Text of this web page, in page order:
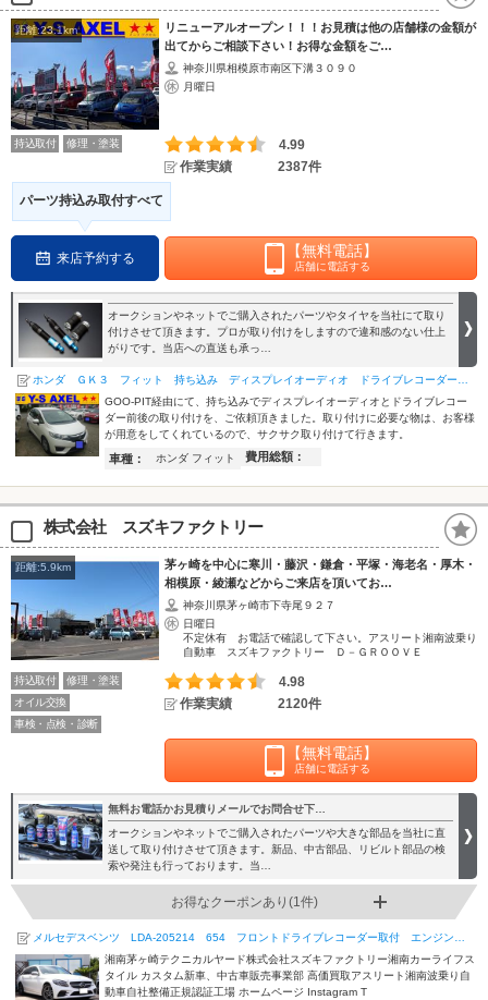
距離:23.1km
リニューアルオープン！！！お見積は他の店舗様の金額が
出てからご相談下さい！お得な金額をご…
神奈川県相模原市南区下溝３０９０
月曜日
持込取付 修理・塗装
4.99
作業実績
2387件
パーツ持込み取付すべて
来店予約する 【無料電話】
店舗に電話する
オークションやネットでご購入されたパーツやタイヤを当社にて取り
付けさせて頂きます。プロが取り付けをしますので違和感のない仕上
がりです。当店への直送も承っ…
ホンダ ＧＫ３ フィット 持ち込み ディスプレイオーディオ ドライブレコーダー 取り付け 神奈川 相模…
GOO-PIT経由にて、持ち込みでディスプレイオーディオとドライブレコー
ダー前後の取り付けを、ご依頼頂きました。取り付けに必要な物は、お客様
が用意をしてくれているので、サクサク取り付けて行きます。
車種： ホンダ フィット 費用総額：
株式会社 スズキファクトリー
距離:5.9km
茅ヶ崎を中心に寒川・藤沢・鎌倉・平塚・海老名・厚木・
相模原・綾瀬などからご来店を頂いてお…
神奈川県茅ヶ崎市下寺尾９２７
日曜日
不定休有 お電話で確認して下さい。アスリート湘南波乗り
自動車 スズキファクトリー Ｄ－ＧＲＯＯＶＥ
持込取付
修理・塗装
オイル交換
車検・点検・診断
4.98
作業実績
2120件
【無料電話】
店舗に電話する
無料お電話かお見積りメールでお問合せ下…
オークションやネットでご購入されたパーツや大きな部品を当社に直
送して取り付けさせて頂きます。新品、中古部品、リビルト部品の検
索や発注も行っております。当…
お得なクーポンあり(1件)
メルセデスベンツ LDA-205214 654 フロントドライブレコーダー取付 エンジンオイル交換 オ…
湘南茅ヶ崎テクニカルヤード株式会社スズキファクトリー湘南カーライフス
タイル カスタム新車、中古車販売事業部 高価買取アスリート湘南波乗り自
動車自社整備正規認証工場 ホームページ Instagram T